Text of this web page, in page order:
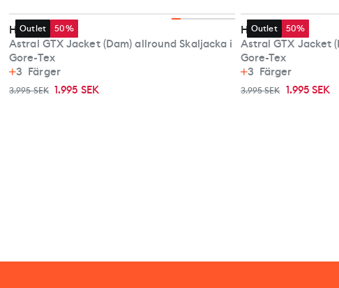
Outlet 50%
Haglöfs
Astral GTX Jacket (Dam) allround Skaljacka i
Gore-Tex
3 Färger
3.995 SEK 1.995 SEK
Outlet 50%
Haglöfs
Astral GTX Jacket
Gore-Tex
3 Färger
3.995 SEK 1.995 SEK